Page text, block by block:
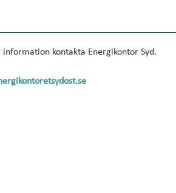
information kontakta Energikontor Syd.